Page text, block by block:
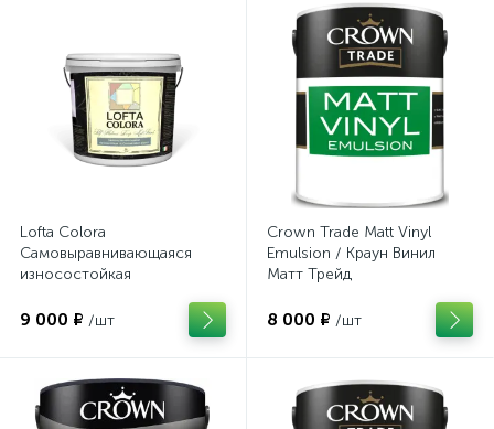
Lofta Colora
Самовыравнивающаяся
износостойкая
"Self Flatnes Deep Mat Paint"
9 000 ₽ /шт
Crown Trade Matt Vinyl
Emulsion / Краун Винил
Матт Трейд
8 000 ₽ /шт